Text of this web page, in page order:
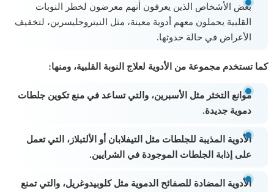
بعض الأشخاص الذين يعرفون أنهم معرضون لخطر النوبات
القلبية يحملون معهم أدوية معينة، مثل النيتروجليسرين، لتخفيف
الأعراض في حالة حدوثها.
كما تستخدم مجموعة من الأدوية لعلاج النوبة القلبية، ومنها:
موانع التخثر مثل الأسبرين، والتي تساعد في منع تكوين جلطات
دموية جديدة.
الأدوية المذيبة للجلطات مثل التيفلابان أو الألتبلاز، التي تعمل
على إذابة الجلطات الموجودة في الشرايين.
الأدوية المضادة للصفائح الدموية مثل كلوبيدوغريل، والتي تمنع